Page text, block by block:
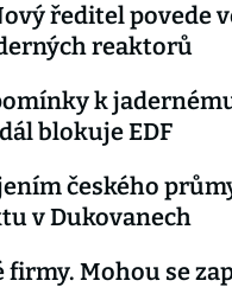
ředitel povede
reaktorů
k
blokuje EDF
českého
v Dukovanech
firmy. Mohou se